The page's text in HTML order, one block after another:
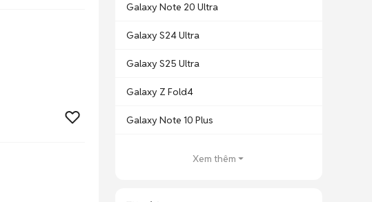
Galaxy Note 20 Ultra
Galaxy S24 Ultra
Galaxy S25 Ultra
Galaxy Z Fold4
Galaxy Note 10 Plus
Xem thêm